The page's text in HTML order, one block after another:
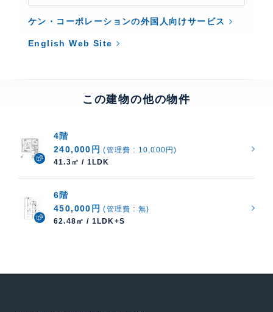
ケン・コーポレーションの外国人向けサービス
English Web Site
この建物の他の物件
4階
240,000円 (管理費 : 10,000円)
41.3㎡ / 1LDK
6階
450,000円 (管理費 : 無)
62.48㎡ / 1LDK+S